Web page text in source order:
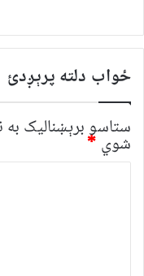
ځواب دلته پرېږدئ
ستاسو برېښناليک
شوي *